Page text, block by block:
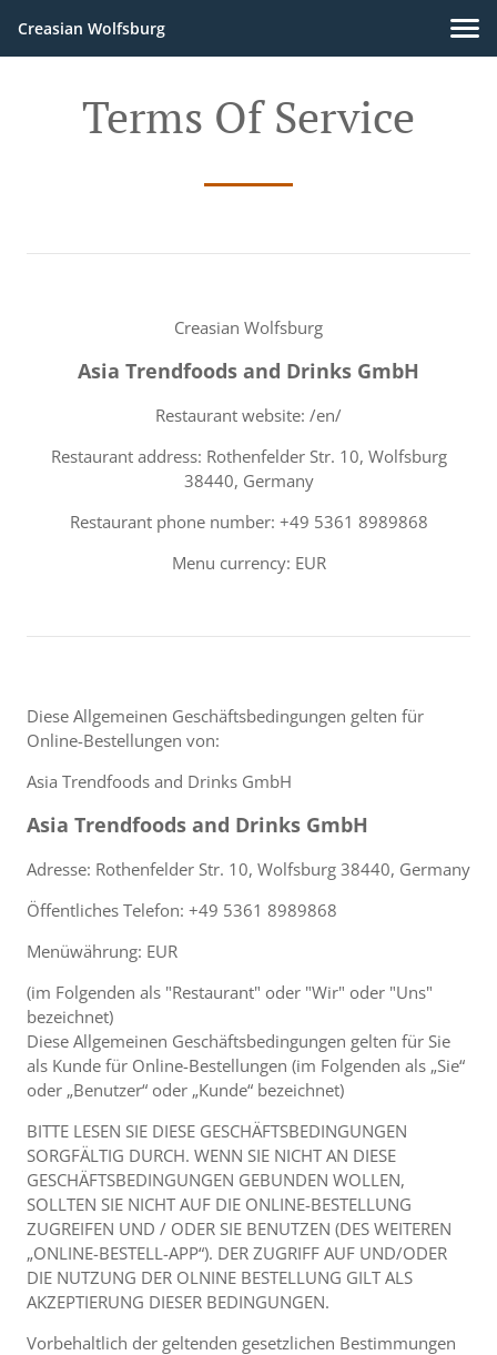
Creasian Wolfsburg
Terms Of Service
Creasian Wolfsburg
Asia Trendfoods and Drinks GmbH
Restaurant website: /en/
Restaurant address: Rothenfelder Str. 10, Wolfsburg
38440, Germany
Restaurant phone number: +49 5361 8989868
Menu currency: EUR
Diese Allgemeinen Geschäftsbedingungen gelten für
Online-Bestellungen von:
Asia Trendfoods and Drinks GmbH
Asia Trendfoods and Drinks GmbH
Adresse: Rothenfelder Str. 10, Wolfsburg 38440, Germany
Öffentliches Telefon: +49 5361 8989868
Menüwährung: EUR
(im Folgenden als "Restaurant" oder "Wir" oder "Uns"
bezeichnet)
Diese Allgemeinen Geschäftsbedingungen gelten für Sie
als Kunde für Online-Bestellungen (im Folgenden als „Sie“
oder „Benutzer“ oder „Kunde“ bezeichnet)
BITTE LESEN SIE DIESE GESCHÄFTSBEDINGUNGEN
SORGFÄLTIG DURCH. WENN SIE NICHT AN DIESE
GESCHÄFTSBEDINGUNGEN GEBUNDEN WOLLEN,
SOLLTEN SIE NICHT AUF DIE ONLINE-BESTELLUNG
ZUGREIFEN UND / ODER SIE BENUTZEN (DES WEITEREN
„ONLINE-BESTELL-APP“). DER ZUGRIFF AUF UND/ODER
DIE NUTZUNG DER OLNINE BESTELLUNG GILT ALS
AKZEPTIERUNG DIESER BEDINGUNGEN.
Vorbehaltlich der geltenden gesetzlichen Bestimmungen